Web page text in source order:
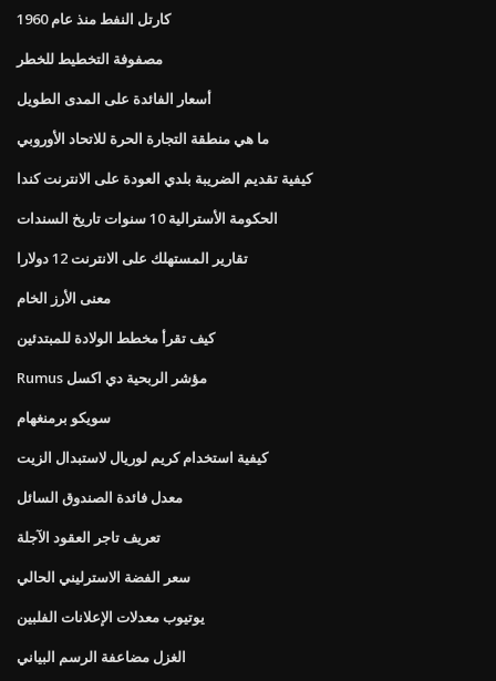
كارتل النفط منذ عام 1960
مصفوفة التخطيط للخطر
أسعار الفائدة على المدى الطويل
ما هي منطقة التجارة الحرة للاتحاد الأوروبي
كيفية تقديم الضريبة بلدي العودة على الانترنت كندا
الحكومة الأسترالية 10 سنوات تاريخ السندات
تقارير المستهلك على الانترنت 12 دولارا
معنى الأرز الخام
كيف تقرأ مخطط الولادة للمبتدئين
Rumus مؤشر الربحية دي اكسل
سويكو برمنغهام
كيفية استخدام كريم لوريال لاستبدال الزيت
معدل فائدة الصندوق السائل
تعريف تاجر العقود الآجلة
سعر الفضة الاسترليني الحالي
يوتيوب معدلات الإعلانات الفلبين
الغزل مضاعفة الرسم البياني